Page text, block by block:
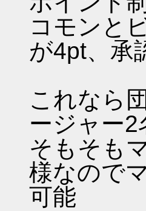
コモンと
が4pt、承
これなら
ージャー2
そもそも
様なので
可能